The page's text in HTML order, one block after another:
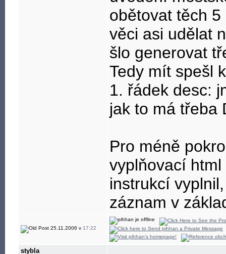
obětovat těch
věci asi udělat
šlo generovat
Tedy mít spešl
1. řádek desc:
jak to má třeba
Pro méně
vyplňovací
instrukcí
záznam v
25.11.2006 v 17:22
stybla